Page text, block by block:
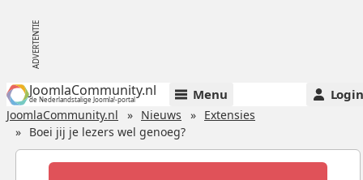
JoomlaCommunity.nl
de Nederlandstalige Joomla!-portal Menu Login
JoomlaCommunity.nl Nieuws
Extensies
Boei jij je lezers wel genoeg?